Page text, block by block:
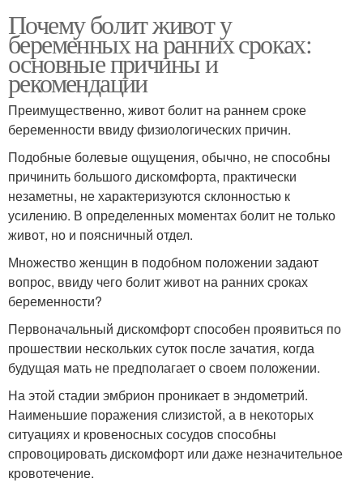
Почему болит живот у
беременных на ранних сроках:
основные причины и
рекомендации
Преимущественно, живот болит на раннем сроке
беременности ввиду физиологических причин.
Подобные болевые ощущения, обычно, не способны
причинить большого дискомфорта, практически
незаметны, не характеризуются склонностью к
усилению. В определенных моментах болит не только
живот, но и поясничный отдел.
Множество женщин в подобном положении задают
вопрос, ввиду чего болит живот на ранних сроках
беременности?
Первоначальный дискомфорт способен проявиться по
прошествии нескольких суток после зачатия, когда
будущая мать не предполагает о своем положении.
На этой стадии эмбрион проникает в эндометрий.
Наименьшие поражения слизистой, а в некоторых
ситуациях и кровеносных сосудов способны
спровоцировать дискомфорт или даже незначительное
кровотечение.